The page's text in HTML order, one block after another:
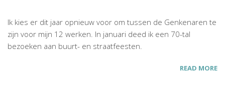
Ik kies er dit jaar opnieuw voor om tussen de Genkenaren te
zijn voor mijn 12 werken. In januari deed ik een 70-tal
bezoeken aan buurt- en straatfeesten.
READ MORE